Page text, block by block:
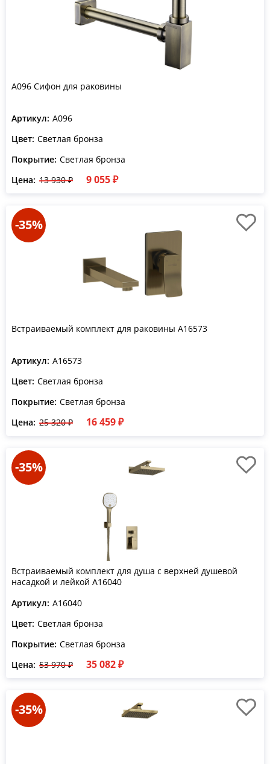
A096 Сифон для раковины
Артикул: A096
Цвет: Светлая бронза
Покрытие: Светлая бронза
Цена: 13 930 ₽ 9 055 ₽
-35%
Встраиваемый комплект для раковины A16573
Артикул: A16573
Цвет: Светлая бронза
Покрытие: Светлая бронза
Цена: 25 320 ₽ 16 459 ₽
-35%
Встраиваемый комплект для душа с верхней душевой
насадкой и лейкой A16040
Артикул: A16040
Цвет: Светлая бронза
Покрытие: Светлая бронза
Цена: 53 970 ₽ 35 082 ₽
-35%